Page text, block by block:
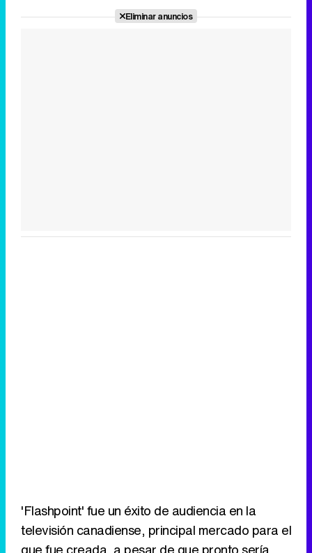
Eliminar anuncios
'Flashpoint' fue un éxito de audiencia en la
televisión canadiense, principal mercado para el